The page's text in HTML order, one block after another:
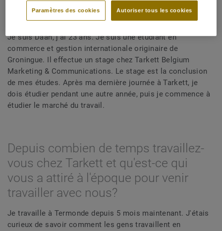
Qui est Daan?
Je suis Daan, j'ai 23 ans. Je suis une étudiant en
commerce et gestion internationale originaire de
Groningue. Il effectue un stage chez Tarkett Belgium
Marketing & Communications. Le stage est la conclusion
de mes études. Après ma dernière journée à Tarkett, je
dois étudier pendant une autre année, puis je commence à
étudier le marché du travail.
Depuis combien de temps travaillez-
vous chez Tarkett et qu'est-ce qui
vous a attiré à l'époque pour venir
travailler avec nous?
Je travaille à Termonde depuis 5 mois maintenant. J'étais
curieux de savoir comment les gens travaillent en
Autoriser tous les cookies
Paramètres des cookies